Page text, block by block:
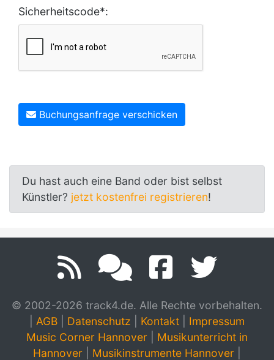
Sicherheitscode*:
Buchungsanfrage verschicken
Du hast auch eine Band oder bist selbst
Künstler? jetzt kostenfrei registrieren!
© 2002-2026 track4.de. Alle Rechte vorbehalten.
AGB Datenschutz Kontakt
Impressum
Music Corner Hannover
Musikunterricht in
Hannover
Musikinstrumente Hannover